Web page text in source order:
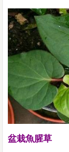
盆栽魚腥草